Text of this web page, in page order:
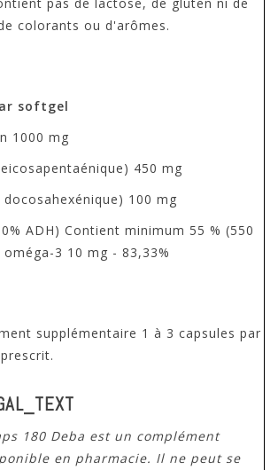
colorants ou d'arômes.
softgel
1000 mg
450 mg
docosahexénique) 100 mg
ADH) Contient minimum 55 % (550
3 10 mg - 83,33%
supplémentaire 1 à 3 capsules par
180 Deba est un complément
en pharmacie. Il ne peut se